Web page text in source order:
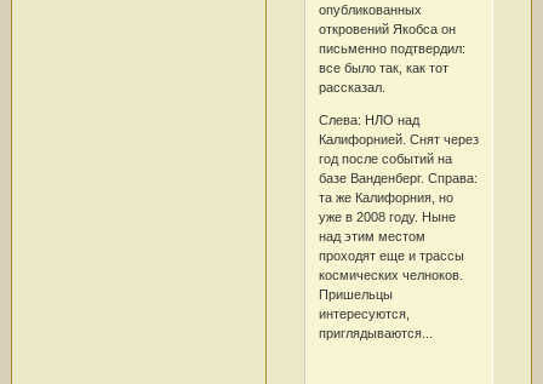
опубликованных
откровений Якобса он
письменно подтвердил:
все было так, как тот
рассказал.
Слева: НЛО над
Калифорнией. Снят через
год после событий на
базе Ванденберг. Справа:
та же Калифорния, но
уже в 2008 году. Ныне
над этим местом
проходят еще и трассы
космических челноков.
Пришельцы
интересуются,
приглядываются...